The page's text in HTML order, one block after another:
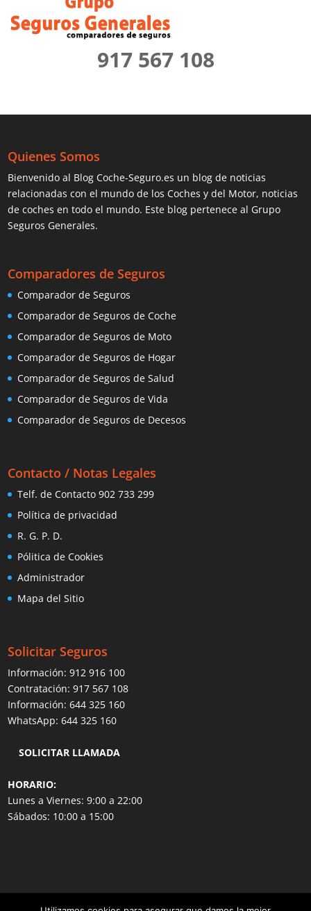
917 567 108
Quienes Somos
Bienvenido al Blog Coche-Seguro.es un blog de noticias
relacionadas con el mundo de los Coches y del Motor, noticias
de coches en todo el mundo. Este blog pertenece al Grupo
Seguros Generales.
Comparadores de Seguros
Comparador de Seguros
Comparador de Seguros de Coche
Comparador de Seguros de Moto
Comparador de Seguros de Hogar
Comparador de Seguros de Salud
Comparador de Seguros de Vida
Comparador de Seguros de Decesos
Contacto / Notas Legales
Telf. de Contacto 902 733 299
Política de privacidad
R. G. P. D.
Pólitica de Cookies
Administrador
Mapa del Sitio
Solicitar Seguros
Información:912 916 100
Contratación:917 567 108
Información:644 325 160
WhatsApp:644 325 160
SOLICITAR LLAMADA
HORARIO:
Lunes a Viernes: 9:00 a 22:00
Sábados: 10:00 a 15:00